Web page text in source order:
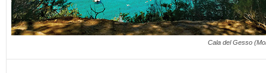
Cala del Gesso